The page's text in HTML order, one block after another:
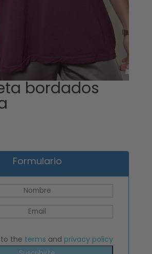
bordados
Formulario
to the terms and privacy policy